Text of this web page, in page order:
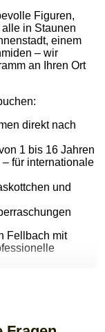
Figuren,
in Staunen
einem
– wir
an Ihren Ort
direkt nach
1 bis 16 Jahren
für internationale
und
Fellbach mit
Stadtteile.